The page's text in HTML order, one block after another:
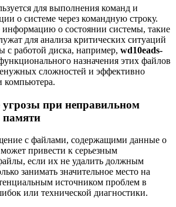
для выполнения команд и
о системе через командную строку.
о состоянии системы, такие
для анализа критических ситуаций
с работой диска, например, wd10eads-
назначения этих файлов
сложностей и эффективно
компьютера.
при неправильном
памяти
с файлами, содержащими данные о
привести к серьезным
если их не удалить должным
занимать значительное место на
источником проблем в
или технической диагностики.